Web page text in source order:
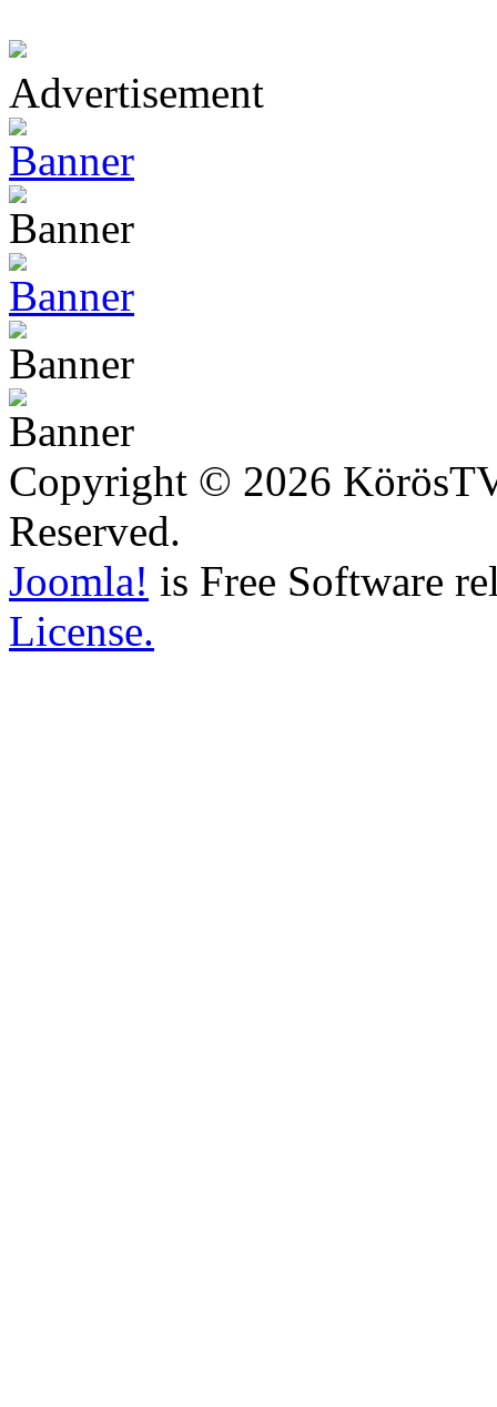
Advertisement
Copyright © 2026
Reserved.
Joomla! is Free Software
License.